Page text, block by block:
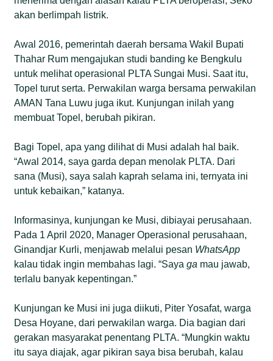
akan berlimpah listrik.
Awal 2016, pemerintah daerah bersama Wakil Bupati
Thahar Rum mengajukan studi banding ke Bengkulu
untuk melihat operasional PLTA Sungai Musi. Saat itu,
Topel turut serta. Perwakilan warga bersama perwakilan
AMAN Tana Luwu juga ikut. Kunjungan inilah yang
membuat Topel, berubah pikiran.
Bagi Topel, apa yang dilihat di Musi adalah hal baik.
“Awal 2014, saya garda depan menolak PLTA. Dari
sana (Musi), saya salah kaprah selama ini, ternyata ini
untuk kebaikan,” katanya.
Informasinya, kunjungan ke Musi, dibiayai perusahaan.
Pada 1 April 2020, Manager Operasional perusahaan,
Ginandjar Kurli, menjawab melalui pesan WhatsApp
kalau tidak ingin membahas lagi. “Sayaga mau jawab,
terlalu banyak kepentingan.”
Kunjungan ke Musi ini juga diikuti, Piter Yosafat, warga
Desa Hoyane, dari perwakilan warga. Dia bagian dari
gerakan masyarakat penentang PLTA. “Mungkin waktu
itu saya diajak, agar pikiran saya bisa berubah, kalau